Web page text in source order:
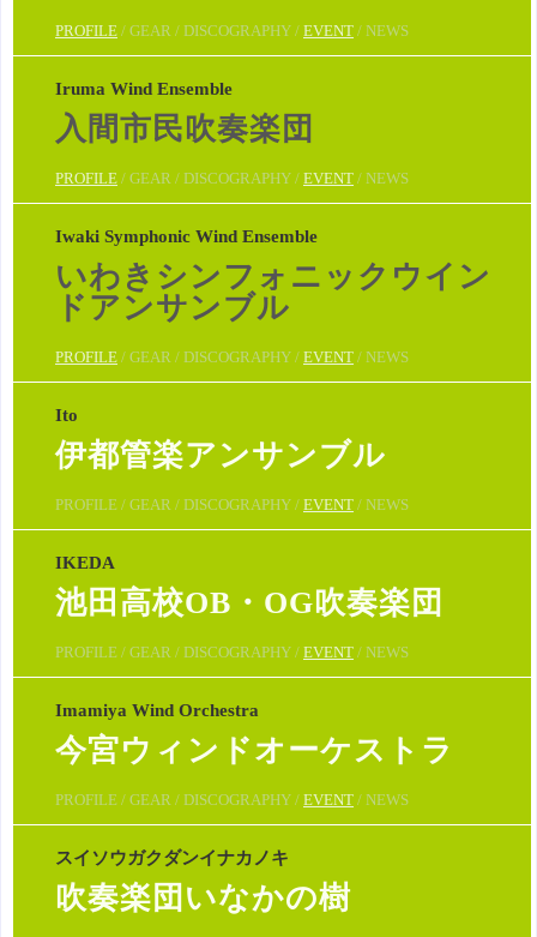
PROFILE / GEAR / DISCOGRAPHY / EVENT / NEWS
Iruma Wind Ensemble
入間市民吹奏楽団
PROFILE / GEAR / DISCOGRAPHY / EVENT / NEWS
Iwaki Symphonic Wind Ensemble
いわきシンフォニックウイン
ドアンサンブル
PROFILE / GEAR / DISCOGRAPHY / EVENT / NEWS
Ito
伊都管楽アンサンブル
PROFILE / GEAR / DISCOGRAPHY / EVENT / NEWS
IKEDA
池田高校OB・OG吹奏楽団
PROFILE / GEAR / DISCOGRAPHY / EVENT / NEWS
Imamiya Wind Orchestra
今宮ウィンドオーケストラ
PROFILE / GEAR / DISCOGRAPHY / EVENT / NEWS
スイソウガクダンイナカノキ
吹奏楽団いなかの樹